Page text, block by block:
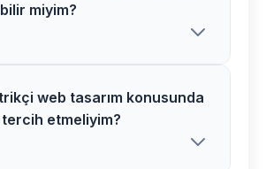
proje özelliklerine göre
miyim?
bölgesindeki tüm
tasarım müşterilerimize 1
web tasarım konusunda
etmeliyim?